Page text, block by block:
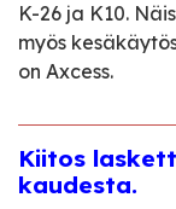
K-26 ja K10.
myös
on Axcess.
Kiitos
kaudesta.